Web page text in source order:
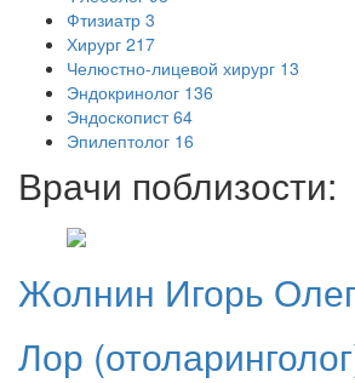
Фтизиатр 3
Хирург 217
Челюстно-лицевой хирург 13
Эндокринолог 136
Эндоскопист 64
Эпилептолог 16
Врачи поблизости:
Жолнин Игорь
Лор